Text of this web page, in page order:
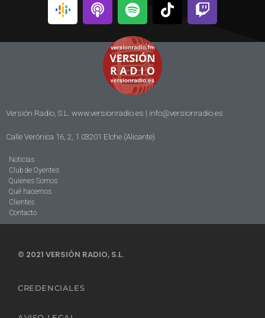
Versión Radio, S.L. www.versionradio.es | info@versionradio.es
Calle Verónica 16, 2, 1 03201 Elche (Alicante)
Noticias
Club de Oyentes
Quienes Somos
Qué hacemos
Clientes
Contacto
© 2021 VERSIÓN RADIO, S.L.
CREDENCIALES